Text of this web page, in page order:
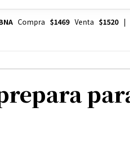
Compra $1469Venta $1520|